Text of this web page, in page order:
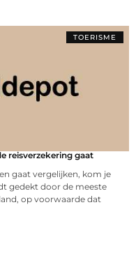
TOERISME
reisverzekering gaat
gaat vergelijken, kom je
gedekt door de meeste
op voorwaarde dat